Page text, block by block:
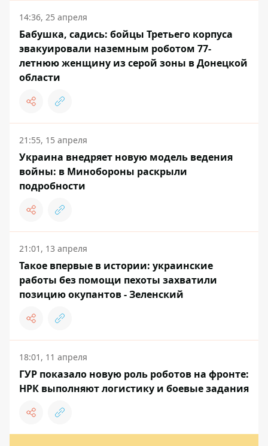
14:36, 25 апреля
Бабушка, садись: бойцы Третьего корпуса
эвакуировали наземным роботом 77-
летнюю женщину из серой зоны в Донецкой
области
21:55, 15 апреля
Украина внедряет новую модель ведения
войны: в Минобороны раскрыли
подробности
21:01, 13 апреля
Такое впервые в истории: украинские
работы без помощи пехоты захватили
позицию окупантов - Зеленский
18:01, 11 апреля
ГУР показало новую роль роботов на фронте:
НРК выполняют логистику и боевые задания